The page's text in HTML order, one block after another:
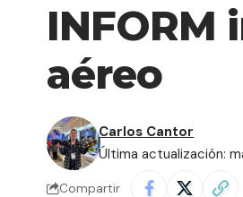
INFORM
aéreo
Última actualización:
Carlos Cantor
Compartir